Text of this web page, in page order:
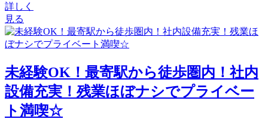
詳しく
見る
未経験OK！最寄駅から徒歩圏内！社内
設備充実！残業ほぼナシでプライベー
ト満喫☆